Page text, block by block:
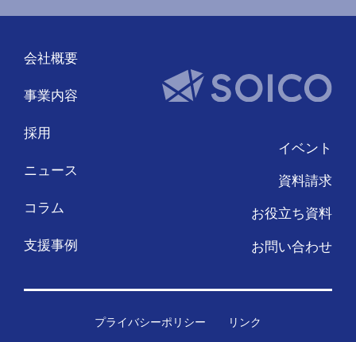
会社概要
事業内容
採用
ニュース
コラム
支援事例
イベント
資料請求
お役立ち資料
お問い合わせ
プライバシーポリシー リンク